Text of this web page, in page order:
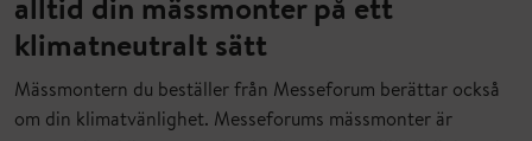
alltid din mässmonter på ett
klimatneutralt sätt
Mässmontern du beställer från Messeforum berättar också
om din klimatvänlighet. Messeforums mässmonter är